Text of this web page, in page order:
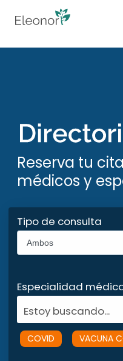
Reserva tu
médicos y
Tipo de consulta
Especialidad
Estoy buscando...
COVID VACUNA